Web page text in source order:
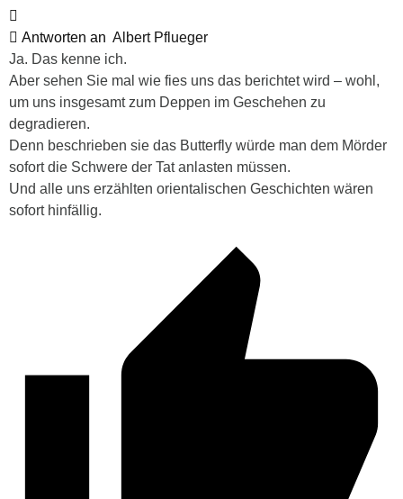
Antworten an Albert Pflueger
Ja. Das kenne ich.
Aber sehen Sie mal wie fies uns das berichtet wird – wohl,
um uns insgesamt zum Deppen im Geschehen zu
degradieren.
Denn beschrieben sie das Butterfly würde man dem Mörder
sofort die Schwere der Tat anlasten müssen.
Und alle uns erzählten orientalischen Geschichten wären
sofort hinfällig.